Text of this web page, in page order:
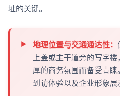
址的关键。
地理位置与交通通达性：
上盖或主干道旁的写字
厚的商务氛围而备受青
到访体验以及企业形象展